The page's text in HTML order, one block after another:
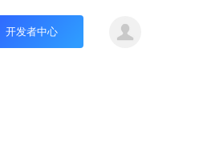
开发者中心